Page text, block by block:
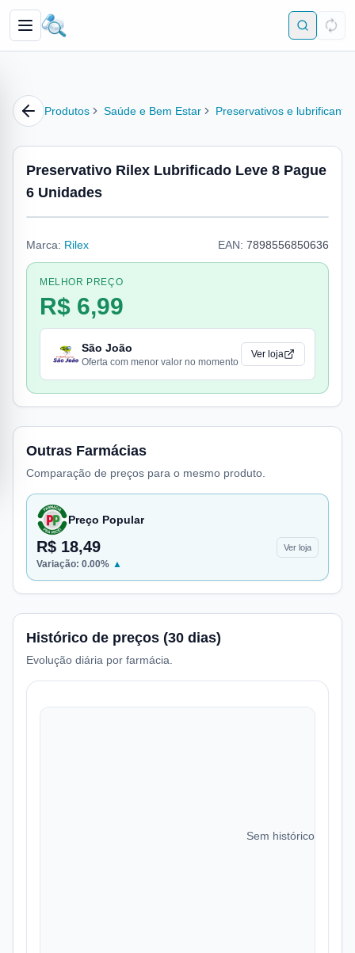
Produtos Saúde e Bem Estar Preservativos e
Preservativo Rilex Lubrificado Leve 8 Pague
6 Unidades
Marca: Rilex EAN: 7898556850636
MELHOR PREÇO
R$ 6,99
São João
Oferta com menor valor no momento
Ver loja
Outras Farmácias
Comparação de preços para o mesmo produto.
Preço Popular
R$ 18,49 Ver loja
Variação: 0.00% ▲
Histórico de preços (30 dias)
Evolução diária por farmácia.
Sem histórico de